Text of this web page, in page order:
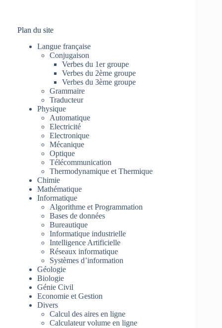
Plan du site
Langue française
Conjugaison
Verbes du 1er groupe
Verbes du 2ème groupe
Verbes du 3ème groupe
Grammaire
Traducteur
Physique
Automatique
Electricité
Electronique
Mécanique
Optique
Télécommunication
Thermodynamique et Thermique
Chimie
Mathématique
Informatique
Algorithme et Programmation
Bases de données
Bureautique
Informatique industrielle
Intelligence Artificielle
Réseaux informatique
Systèmes d’information
Géologie
Biologie
Génie Civil
Economie et Gestion
Divers
Calcul des aires en ligne
Calculateur volume en ligne